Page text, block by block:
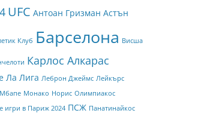
UFC Антоан Гризман Астън
Клуб Барселона Висша
Карлос Алкарас
Ла Лига Леброн Джеймс Лейкърс
Мбапе Монако Норис Олимпиакос
игри в Париж 2024 ПСЖ Панатинайкос